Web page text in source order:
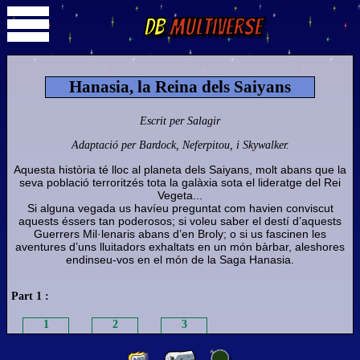
DBMultiverse
Hanasia, la Reina dels Saiyans
Escrit per Salagir
Adaptació per Bardock, Neferpitou, i Skywalker.
Aquesta història té lloc al planeta dels Saiyans, molt abans que la
seva població terroritzés tota la galàxia sota el lideratge del Rei
Vegeta...
Si alguna vegada us havíeu preguntat com havien conviscut
aquests éssers tan poderosos; si voleu saber el destí d’aquests
Guerrers Mil·lenaris abans d’en Broly; o si us fascinen les
aventures d’uns lluitadors exhaltats en un món bàrbar, aleshores
endinseu-vos en el món de la Saga Hanasia.
Part 1 :
1 2 3